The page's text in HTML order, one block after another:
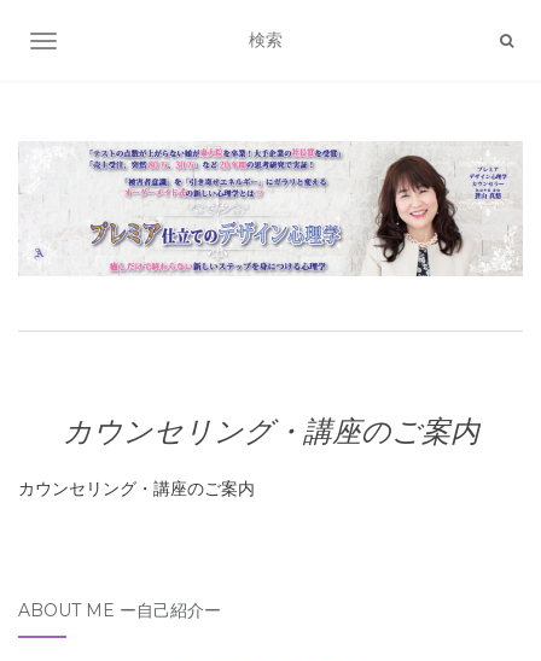
ナビゲーション切り替え
カウンセリング・講座のご案内
カウンセリング・講座のご案内
ABOUT ME ー自己紹介ー